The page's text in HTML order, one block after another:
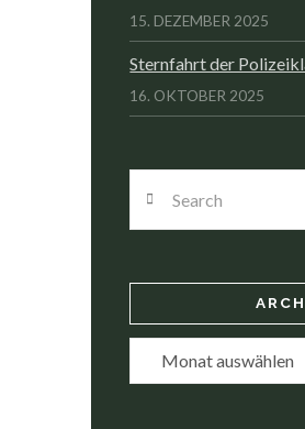
15. DEZEMBER 2025
Sternfahrt der
16. OKTOBER 2025
Archiv